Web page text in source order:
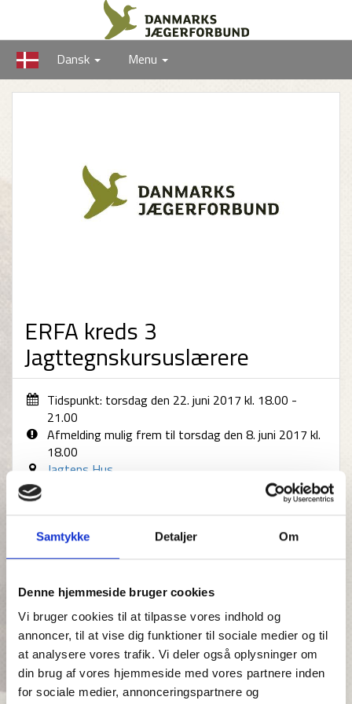
Samtykke Detaljer Om
Denne hjemmeside bruger cookies
Vi bruger cookies til at tilpasse vores indhold og
annoncer, til at vise dig funktioner til sociale medier og til
at analysere vores trafik. Vi deler også oplysninger om
din brug af vores hjemmeside med vores partnere inden
for sociale medier, annonceringspartnere og
Dansk Menu
ERFA kreds 3
Jagttegnskursuslærere
Tidspunkt: torsdag den 22. juni 2017 kl. 18.00 -
21.00
Afmelding mulig frem til torsdag den 8. juni 2017 kl.
18.00
Jagtens Hus
Program for ERFA-møder for
jagttegnskursuslærere 2017
Til juni afholder Danmarks Jægerforbund igen erfarings-
møder (ERFA) for jagttegnskursuslærere. Møderne
afholdes som aftenmøder, og afholdes over hele landet.
Målet for møderne er samtale og dialog mellem
jagttegnskursuslærere for at øge vidensniveauet
omkring jagttegnsundervisning. Endvidere ønsker